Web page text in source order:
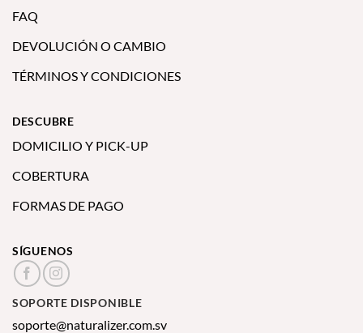
FAQ
DEVOLUCIÓN O CAMBIO
TÉRMINOS Y CONDICIONES
DESCUBRE
DOMICILIO Y PICK-UP
COBERTURA
FORMAS DE PAGO
SÍGUENOS
SOPORTE DISPONIBLE
soporte@naturalizer.com.sv